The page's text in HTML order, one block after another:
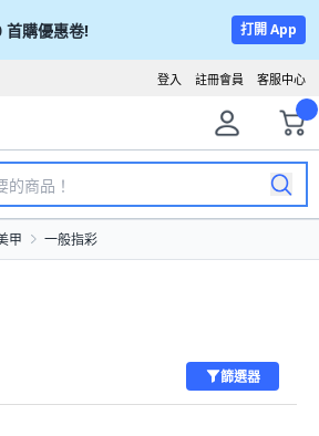
首購優惠卷! 打開 App
客服中心
註冊會員
登入
甲 一般指彩
篩選器